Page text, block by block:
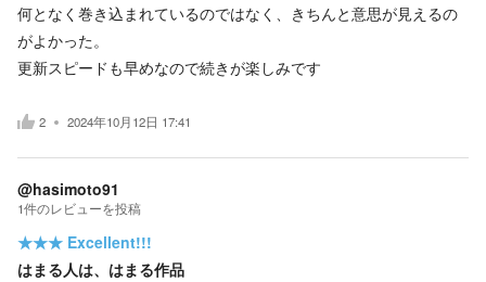
何となく巻き込まれているのではなく、きちんと意思が見えるの
がよかった。
更新スピードも早めなので続きが楽しみです
2 2024年10月12日 17:41
@hasimoto91
1件のレビューを投稿
★★★ Excellent!!!
はまる人は、はまる作品